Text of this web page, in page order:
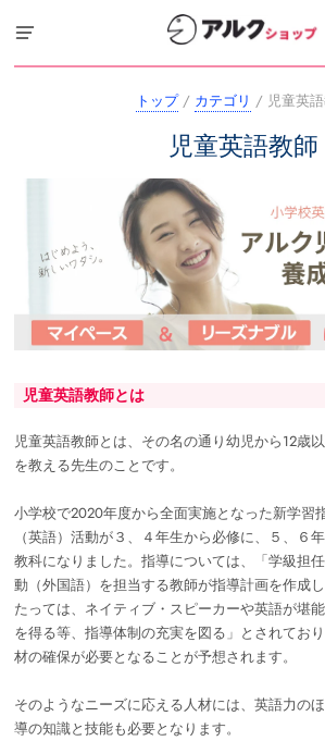
トップ / カテゴリ / 児童英
児童英語教師
児童英語教師とは
児童英語教師とは、その名の通り幼児から12歳
を教える先生のことです。
小学校で2020年度から全面実施となった新学習
（英語）活動が３、４年生から必修に、５、６
教科になりました。指導については、「学級担
動（外国語）を担当する教師が指導計画を作成
たっては、ネイティブ・スピーカーや英語が堪
を得る等、指導体制の充実を図る」とされてお
材の確保が必要となることが予想されます。
そのようなニーズに応える人材には、英語力の
導の知識と技能も必要となります。